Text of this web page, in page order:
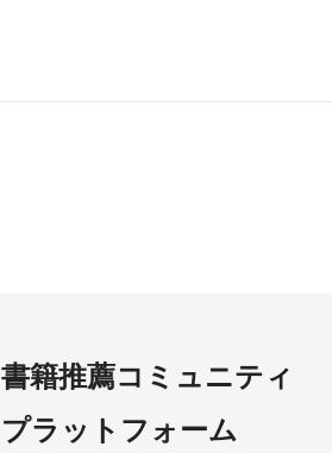
書籍推薦コミュニティ
プラットフォーム